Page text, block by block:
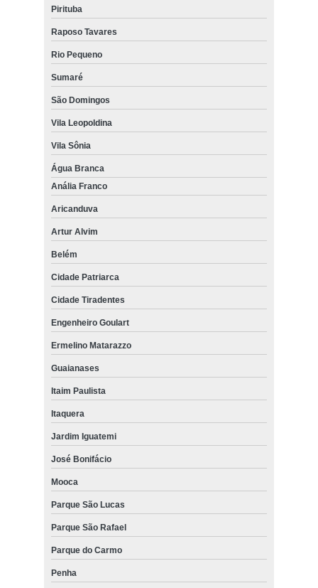
Pirituba
Raposo Tavares
Rio Pequeno
Sumaré
São Domingos
Vila Leopoldina
Vila Sônia
Água Branca
Anália Franco
Aricanduva
Artur Alvim
Belém
Cidade Patriarca
Cidade Tiradentes
Engenheiro Goulart
Ermelino Matarazzo
Guaianases
Itaim Paulista
Itaquera
Jardim Iguatemi
José Bonifácio
Mooca
Parque São Lucas
Parque São Rafael
Parque do Carmo
Penha